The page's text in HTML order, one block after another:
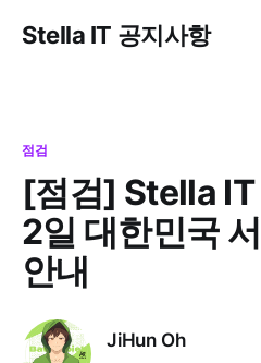
Stella IT 공지사항
점검
[점검] Stella
2일 대한민국
안내
JiHun Oh